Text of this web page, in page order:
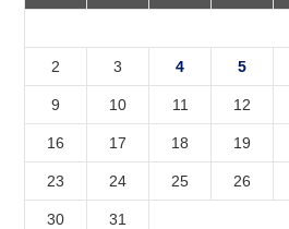
2 3 4 5
9 10 11 12
16 17 18 19
23 24 25 26
30
31